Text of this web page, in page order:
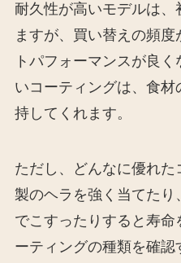
耐久性が高いモデルは、
ますが、買い替えの頻
トパフォーマンスが良
いコーティングは、食
持してくれます。
ただし、どんなに優れ
製のヘラを強く当てた
でこすったりすると寿命
ーティングの種類を確